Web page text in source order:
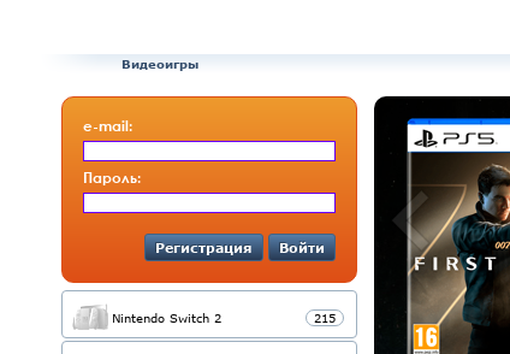
Видеоигры
e-mail:
Пароль:
Регистрация Войти
Nintendo Switch 2 215